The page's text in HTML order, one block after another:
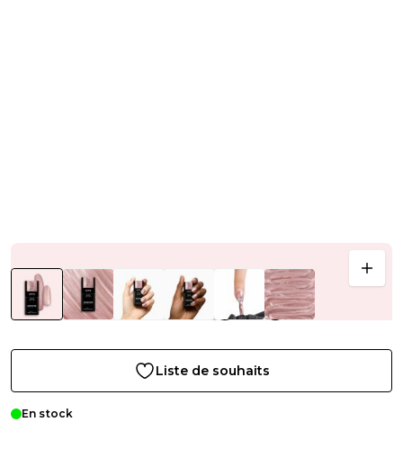
Liste de souhaits
En stock